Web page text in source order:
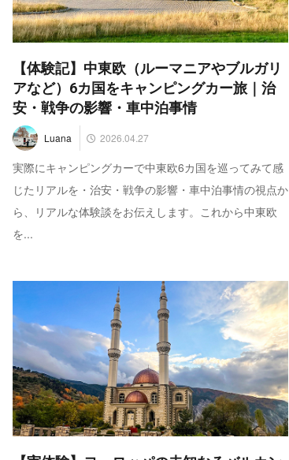
【体験記】中東欧（ルーマニアやブルガリ
アなど）6カ国をキャンピングカー旅｜治
安・戦争の影響・車中泊事情
Luana 2026.04.27
実際にキャンピングカーで中東欧6カ国を巡ってみて感
じたリアルを・治安・戦争の影響・車中泊事情の視点か
ら、リアルな体験談をお伝えします。これから中東欧
を...